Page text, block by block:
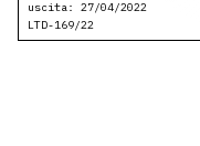
uscita: 27/04/2022
LTD-169/22